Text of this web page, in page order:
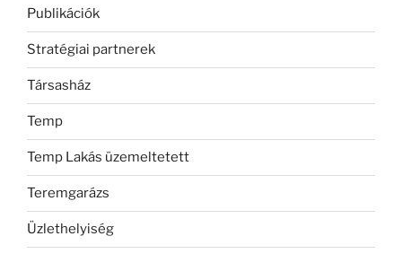
Publikációk
Stratégiai partnerek
Társasház
Temp
Temp Lakás üzemeltetett
Teremgarázs
Üzlethelyiség